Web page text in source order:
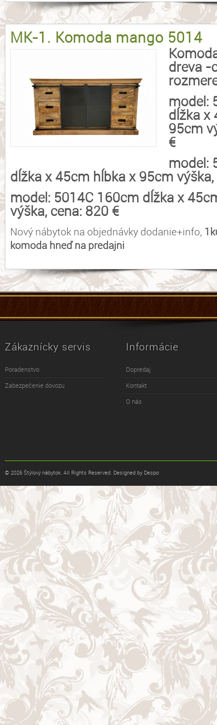
MK-1. Komoda mango 5014
dreva -
model:
dĺžka x
95cm
€
model:
dĺžka x 45cm hĺbka x 95cm výška,
model: 5014C 160cm dĺžka x
výška, cena: 820 €
Nový nábytok na objednávky dodanie+info,
komoda hneď na predajni
Zákaznícky servis
Poradenstvo
Zabezpečenie dovozu
Informácie
Dopredaj
Kontakt
O nás
© 2026 Štýlový nábytok. All Rights Reserved. Designed by Despo